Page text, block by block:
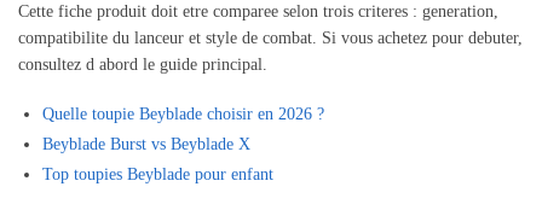
Cette fiche produit doit etre comparee selon trois criteres : generation,
compatibilite du lanceur et style de combat. Si vous achetez pour debuter,
consultez d abord le guide principal.
Quelle toupie Beyblade choisir en 2026 ?
Beyblade Burst vs Beyblade X
Top toupies Beyblade pour enfant